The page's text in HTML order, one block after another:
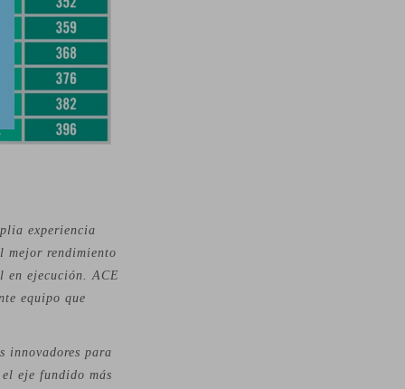
experiencia
mejor rendimiento
en ejecución. ACE
equipo que
innovadores para
eje fundido más